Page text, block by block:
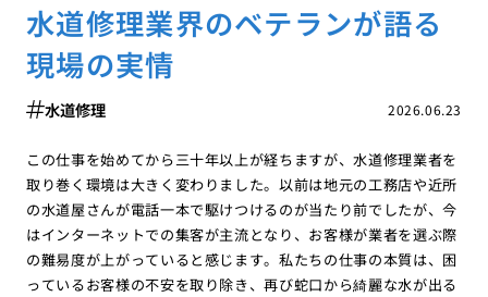
水道修理業界のベテランが語る
現場の実情
2026.06.23
水道修理
この仕事を始めてから三十年以上が経ちますが、水道修理業者を
取り巻く環境は大きく変わりました。以前は地元の工務店や近所
の水道屋さんが電話一本で駆けつけるのが当たり前でしたが、今
はインターネットでの集客が主流となり、お客様が業者を選ぶ際
の難易度が上がっていると感じます。私たちの仕事の本質は、困
っているお客様の不安を取り除き、再び蛇口から綺麗な水が出る